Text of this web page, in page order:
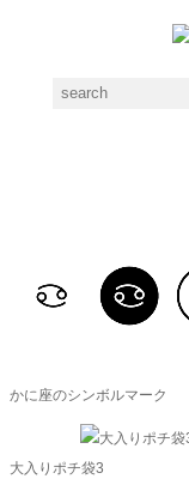
かに座のシンボルマーク
大入りポチ袋3